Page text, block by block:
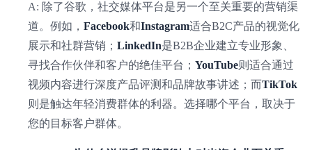
A: 除了谷歌，社交媒体平台是另一个至关重要的营销渠
道。例如， Facebook和Instagram适合B2C产品的视觉化
展示和社群营销； LinkedIn是B2B企业建立专业形象、
寻找合作伙伴和客户的绝佳平台； YouTube则适合通过
视频内容进行深度产品评测和品牌故事讲述；而TikTok
则是触达年轻消费群体的利器。选择哪个平台，取决于
您的目标客户群体。